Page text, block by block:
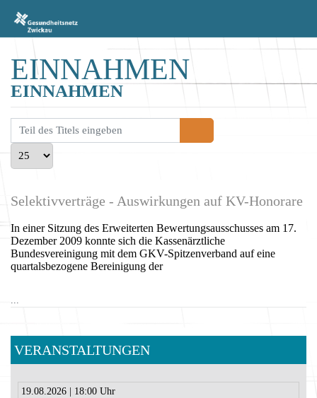
EINNAHMEN
EINNAHMEN
Teil des Titels eingeben
Anzeige #
Selektivverträge - Auswirkungen auf KV-Honorare
In einer Sitzung des Erweiterten Bewertungsausschusses am 17.
Dezember 2009 konnte sich die Kassenärztliche
Bundesvereinigung mit dem GKV-Spitzenverband auf eine
quartalsbezogene Bereinigung der
...
VERANSTALTUNGEN
19.08.2026 | 18:00 Uhr